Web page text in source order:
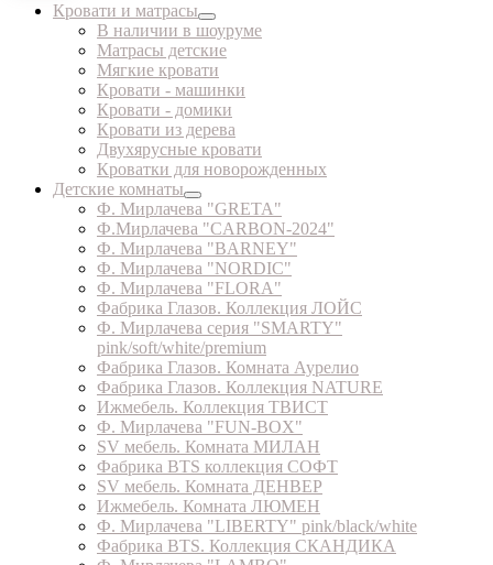
Кровати и матрасы
В наличии в шоуруме
Матрасы детские
Мягкие кровати
Кровати - машинки
Кровати - домики
Кровати из дерева
Двухярусные кровати
Кроватки для новорожденных
Детские комнаты
Ф. Мирлачева "GRETA"
Ф.Мирлачева "CARBON-2024"
Ф. Мирлачева "BARNEY"
Ф. Мирлачева "NORDIC"
Ф. Мирлачева "FLORA"
Фабрика Глазов. Коллекция ЛОЙС
Ф. Мирлачева серия "SMARTY"
pink/soft/white/premium
Фабрика Глазов. Комната Аурелио
Фабрика Глазов. Коллекция NATURE
Ижмебель. Коллекция ТВИСТ
Ф. Мирлачева "FUN-BOX"
SV мебель. Комната МИЛАН
Фабрика BTS коллекция СОФТ
SV мебель. Комната ДЕНВЕР
Ижмебель. Комната ЛЮМЕН
Ф. Мирлачева "LIBERTY" pink/black/white
Фабрика BTS. Коллекция СКАНДИКА